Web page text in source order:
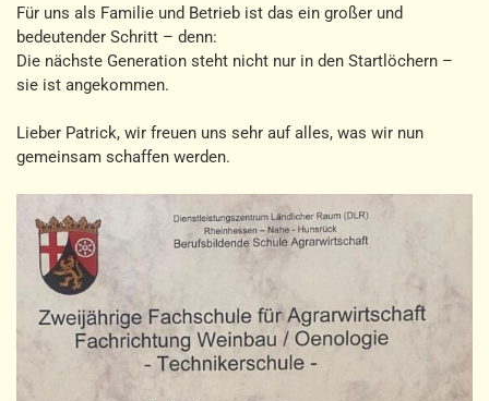
Für uns als Familie und Betrieb ist das ein großer und
bedeutender Schritt – denn:
Die nächste Generation steht nicht nur in den Startlöchern –
sie ist angekommen.
Lieber Patrick, wir freuen uns sehr auf alles, was wir nun
gemeinsam schaffen werden.